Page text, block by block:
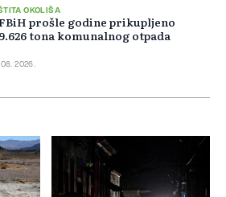
OKOLIŠA
prošle godine prikupljeno
tona komunalnog otpada
2026.